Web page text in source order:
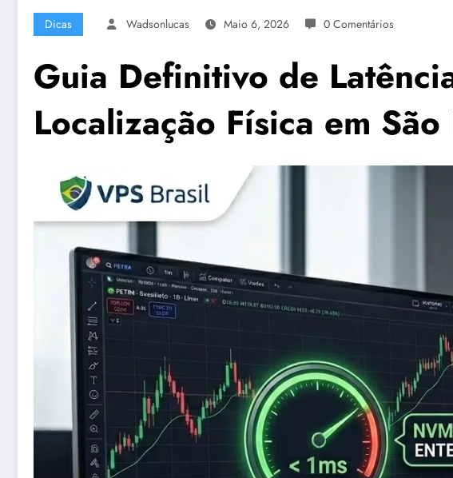
Dicas Wadsonlucas Maio 6, 2026 0 Comentários
Guia Definitivo de
Localização Física em